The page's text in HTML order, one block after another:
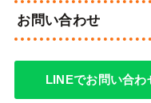
お問い合わせ
LINEでお問い合わ